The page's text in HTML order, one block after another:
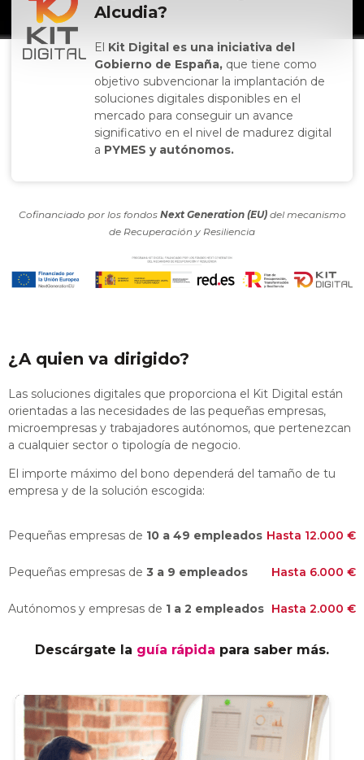
Alcudia?
El Kit Digital es una iniciativa del
Gobierno de España, que tiene como
objetivo subvencionar la implantación de
soluciones digitales disponibles en el
mercado para conseguir un avance
significativo en el nivel de madurez digital
a PYMES y autónomos.
Cofinanciado por los fondos Next Generation (EU)del mecanismo
de Recuperación y Resiliencia
¿A quien va dirigido?
Las soluciones digitales que proporciona el Kit Digital están
orientadas a las necesidades de las pequeñas empresas,
microempresas y trabajadores autónomos, que pertenezcan
a cualquier sector o tipología de negocio.
El importe máximo del bono dependerá del tamaño de tu
empresa y de la solución escogida:
Pequeñas empresas de 10 a 49 empleados Hasta 12.000 €
Pequeñas empresas de 3 a 9 empleados Hasta 6.000 €
Autónomos y empresas de 1 a 2 empleados Hasta 2.000 €
Descárgate la guía rápida para saber más.